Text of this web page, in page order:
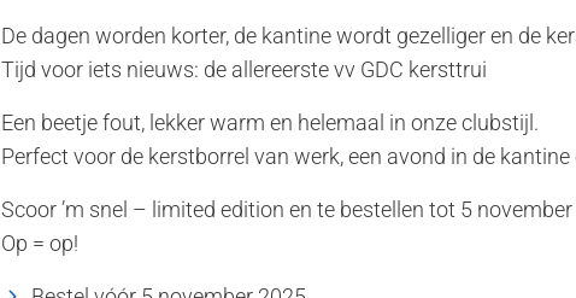
De dagen worden korter, de kantine wordt gezelliger en de
Tijd voor iets nieuws: de allereerste vv GDC kersttrui
Een beetje fout, lekker warm en helemaal in onze clubstijl.
Perfect voor de kerstborrel van werk, een avond in de
Scoor ’m snel – limited edition en te bestellen tot 5
Op = op!